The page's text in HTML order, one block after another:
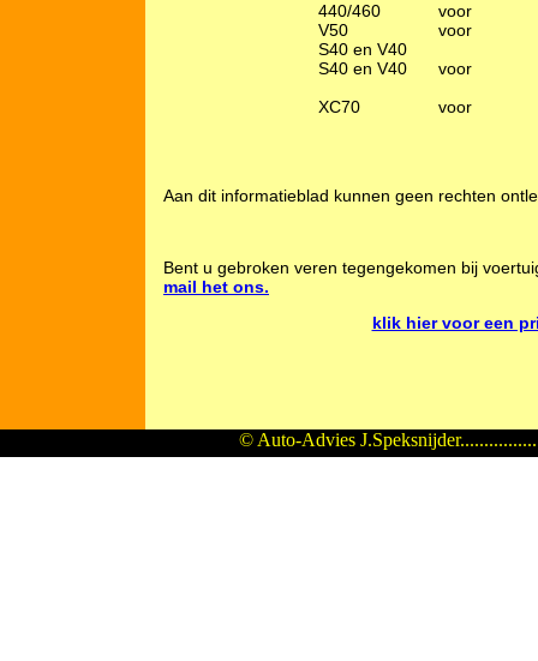
© Auto-Advies
440/460
voor
V50
voor
S40 en V40
S40 en V40
voor
XC70
voor
Aan dit informatieblad kunnen geen rechten
Bent u gebroken veren tegengekomen bij
mail het ons.
klik hier voor een